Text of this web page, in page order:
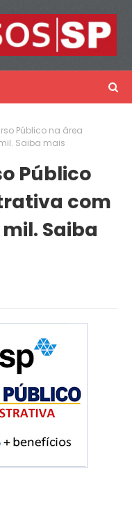
Público na área
Saiba mais
Público
com
Saiba